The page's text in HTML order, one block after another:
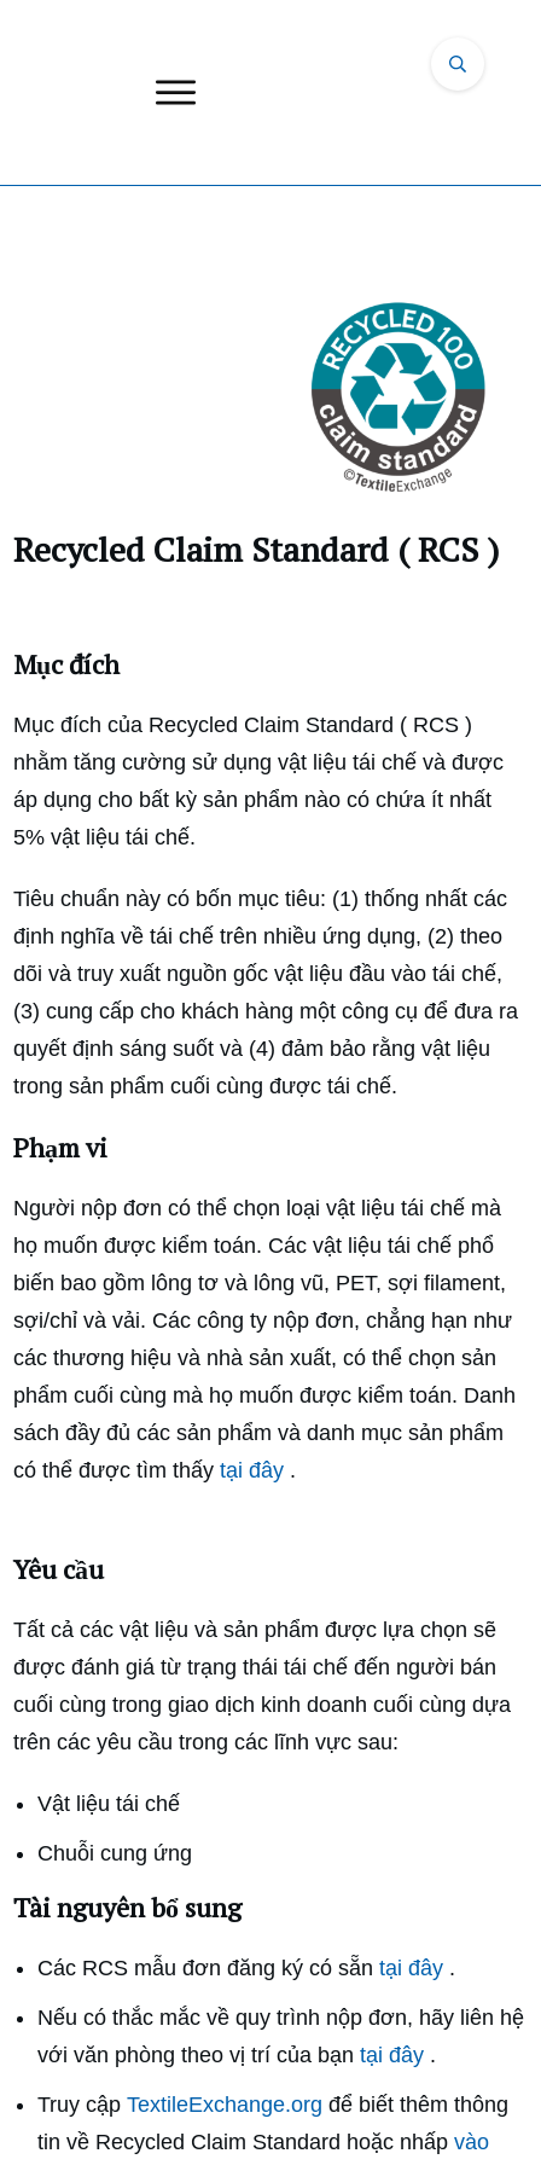
Recycled Claim Standard ( RCS )
Mục đích
Mục đích của Recycled Claim Standard ( RCS )
nhằm tăng cường sử dụng vật liệu tái chế và được
áp dụng cho bất kỳ sản phẩm nào có chứa ít nhất
5% vật liệu tái chế.
Tiêu chuẩn này có bốn mục tiêu: (1) thống nhất các
định nghĩa về tái chế trên nhiều ứng dụng, (2) theo
dõi và truy xuất nguồn gốc vật liệu đầu vào tái chế,
(3) cung cấp cho khách hàng một công cụ để đưa ra
quyết định sáng suốt và (4) đảm bảo rằng vật liệu
trong sản phẩm cuối cùng được tái chế.
Phạm vi
Người nộp đơn có thể chọn loại vật liệu tái chế mà
họ muốn được kiểm toán. Các vật liệu tái chế phổ
biến bao gồm lông tơ và lông vũ, PET, sợi filament,
sợi/chỉ và vải. Các công ty nộp đơn, chẳng hạn như
các thương hiệu và nhà sản xuất, có thể chọn sản
phẩm cuối cùng mà họ muốn được kiểm toán. Danh
sách đầy đủ các sản phẩm và danh mục sản phẩm
có thể được tìm thấy tại đây .
Yêu cầu
Tất cả các vật liệu và sản phẩm được lựa chọn sẽ
được đánh giá từ trạng thái tái chế đến người bán
cuối cùng trong giao dịch kinh doanh cuối cùng dựa
trên các yêu cầu trong các lĩnh vực sau:
Vật liệu tái chế
Chuỗi cung ứng
Tài nguyên bổ sung
Các RCS mẫu đơn đăng ký có sẵn tại đây .
Nếu có thắc mắc về quy trình nộp đơn, hãy liên hệ
với văn phòng theo vị trí của bạn tại đây .
Truy cập TextileExchange.org để biết thêm thông
tin về Recycled Claim Standard hoặc nhấp vào